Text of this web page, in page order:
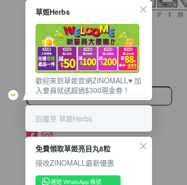
想獲取最新的優惠資訊？
立即訂閱電子郵件!
草姬Herbs
歡迎來到草姬官網ZINOMALL♥️ 加
入會員就送超過$300現金劵！
回覆至 草姬Herbs
免費領取草姬亮目丸8粒
接收ZINOMALL最新優惠
連結 WhatsApp 帳號